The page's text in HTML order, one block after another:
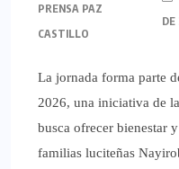
PRENSA PAZ
CASTILLO
La jornada forma parte
2026, una iniciativa de
busca ofrecer bienestar
familias luciteñas